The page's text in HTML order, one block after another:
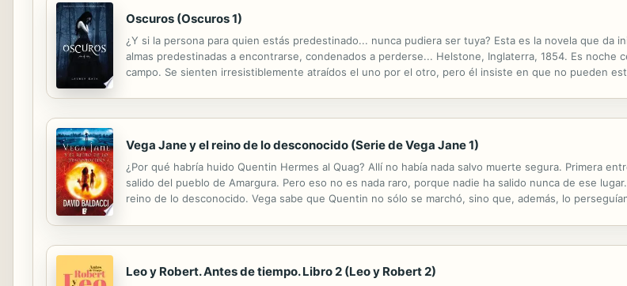
Oscuros (Oscuros 1)
¿Y si la persona para quien estás predestinado... nunca pudiera ser tuya? Esta es la novela que da
almas predestinadas a encontrarse, condenados a perderse... Helstone, Inglaterra, 1854. Es noche
campo. Se sienten irresistiblemente atraídos el uno por el otro, pero él insiste en que no pueden
Vega Jane y el reino de lo desconocido (Serie de Vega Jane 1)
¿Por qué habría huido Quentin Hermes al Quag? Allí no había nada salvo muerte segura. Primera
salido del pueblo de Amargura. Pero eso no es nada raro, porque nadie ha salido nunca de ese
reino de lo desconocido. Vega sabe que Quentin no sólo se marchó, sino que, además, lo
Leo y Robert. Antes de tiempo. Libro 2 (Leo y Robert 2)